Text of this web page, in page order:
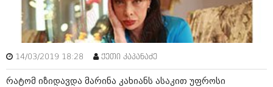
ოქტომბერი 2014 (292)
სექტემბერი 2014 (394)
აგვისტო 2014 (248)
ივლისი 2014 (313)
ივნისი 2014 (366)
აპრილი 2014 (290)
14/03/2019 18:28 ქეთი კაპანაძე
რატომ იზიდავდა მარინა კახიანს ასაკით უფროსი